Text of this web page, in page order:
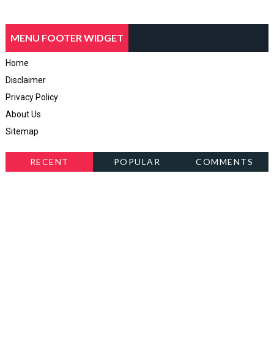
MENU FOOTER WIDGET
Home
Disclaimer
Privacy Policy
About Us
Sitemap
RECENT POPULAR COMMENTS